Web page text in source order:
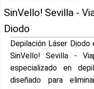
SinVello! Sevilla -
Diodo
Depilación Láser
SinVello! Sevilla -
especializado en
diseñado para